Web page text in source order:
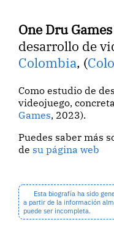
One Dru Games
desarrollo de
Colombia, (
Como estudio de
videojuego,
Games, 2023).
Puedes saber más
de su página web
Esta biografía ha sido
a partir de la información
puede ser incompleta.